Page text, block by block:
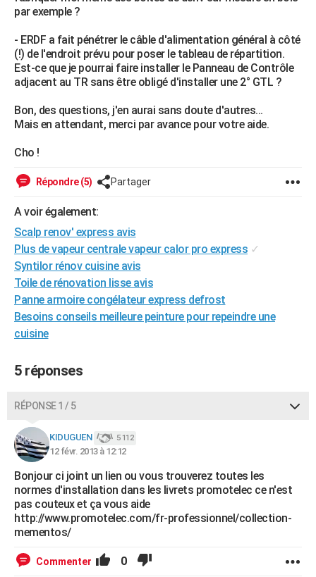
S'inscrire
Se connecter
Lycées
Collèges
Primaires
Universités
Entreprises
Service militaire
Avis de recherche
AVIS DE DÉCÈS
FORUM
Bricolage
Lifestyle
Culture
Sport
Auto
Television
Voyage
Cinema
par exemple ?
- ERDF a fait pénétrer le câble d'alimentation général à côté
(!) de l'endroit prévu pour poser le tableau de répartition.
Est-ce que je pourrai faire installer le Panneau de Contrôle
adjacent au TR sans être obligé d'installer une 2° GTL ?
Bon, des questions, j'en aurai sans doute d'autres...
Mais en attendant, merci par avance pour votre aide.
Cho !
Répondre (5) Partager
A voir également:
Scalp renov' express avis
Plus de vapeur centrale vapeur calor pro express ✓
Syntilor rénov cuisine avis
Toile de rénovation lisse avis
Panne armoire congélateur express defrost
Besoins conseils meilleure peinture pour repeindre une
cuisine
5 réponses
RÉPONSE 1 / 5
KIDUGUEN 5 112
12 févr. 2013 à 12:12
Bonjour ci joint un lien ou vous trouverez toutes les
normes d'installation dans les livrets promotelec ce n'est
pas couteux et ça vous aide
http://www.promotelec.com/fr-professionnel/collection-
mementos/
Commenter 0